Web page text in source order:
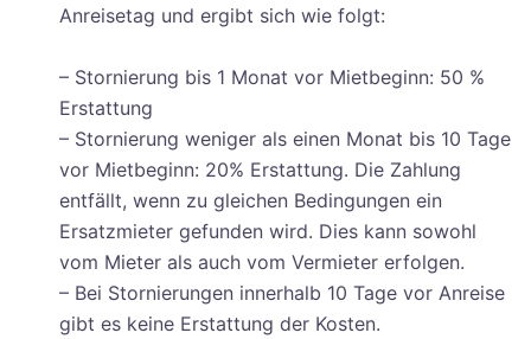
Anreisetag und ergibt sich wie folgt:
– Stornierung bis 1 Monat vor Mietbeginn: 50 %
Erstattung
– Stornierung weniger als einen Monat bis 10 Tage
vor Mietbeginn: 20% Erstattung. Die Zahlung
entfällt, wenn zu gleichen Bedingungen ein
Ersatzmieter gefunden wird. Dies kann sowohl
vom Mieter als auch vom Vermieter erfolgen.
– Bei Stornierungen innerhalb 10 Tage vor Anreise
gibt es keine Erstattung der Kosten.